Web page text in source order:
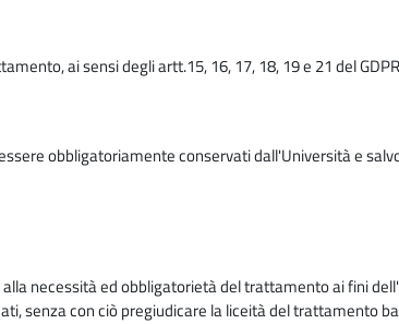
ai sensi degli artt.15, 16, 17, 18, 19 e 21 del
obbligatoriamente conservati dall'Università e
necessità ed obbligatorietà del trattamento ai fini
senza con ciò pregiudicare la liceità del trattamento